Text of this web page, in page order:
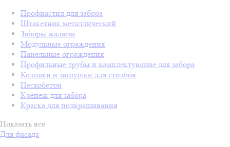
Профнастил для забора
Штакетник металлический
Заборы жалюзи
Модульные ограждения
Панельные ограждения
Профильные трубы и комплектующие для забора
Колпаки и заглушки для столбов
Пескобетон
Крепеж для забора
Краска для подкрашивания
Показать все
Для фасада